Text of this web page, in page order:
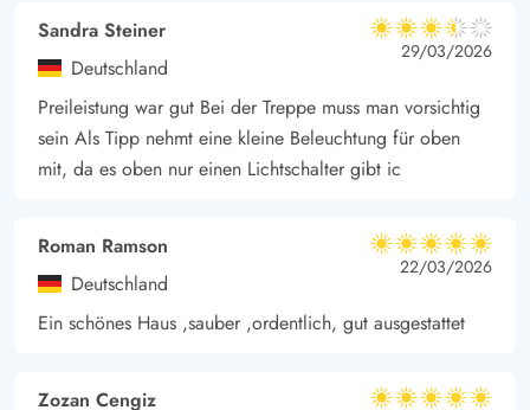
Sandra Steiner
Deutschland
3.5 von 5
3.5 von 5
3.5 out of 5
29/03/2026
Preileistung war gut Bei der Treppe muss man vorsichtig
sein Als Tipp nehmt eine kleine Beleuchtung für oben
mit, da es oben nur einen Lichtschalter gibt ic
Roman Ramson
Deutschland
5 von 5
5 von 5
5 out of 5
22/03/2026
Ein schönes Haus ,sauber ,ordentlich, gut ausgestattet
Zozan Cengiz